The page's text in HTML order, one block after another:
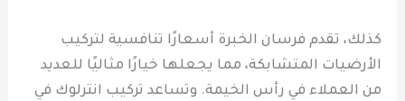
كذلك، تقدم فرسان الخبرة أسعارًا تنافسية لتركيب
الأرضيات المتشابكة، مما يجعلها خيارًا مثاليًا للعديد
من العملاء في رأس الخيمة. وتساعد تركيب انترلوك في